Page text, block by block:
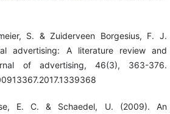
S. & Zuiderveen Borgesius, F. J.
advertising: A literature review and
of advertising, 46(3), 363-376.
E. C. & Schaedel, U. (2009). An